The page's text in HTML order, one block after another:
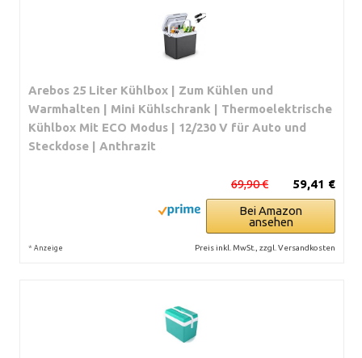
Arebos 25 Liter Kühlbox | Zum Kühlen und
Warmhalten | Mini Kühlschrank | Thermoelektrische
Kühlbox Mit ECO Modus | 12/230 V für Auto und
Steckdose | Anthrazit
59,41 €
69,90 €
Bei Amazon
ansehen
* Anzeige Preis inkl. MwSt., zzgl. Versandkosten